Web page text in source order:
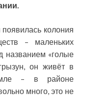
колония
– маленьких
названием «голые
он живёт в
– в районе
много, это не